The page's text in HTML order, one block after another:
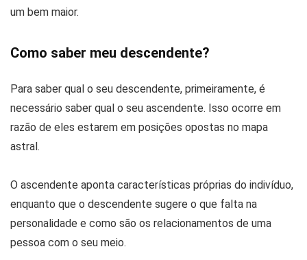
um bem maior.
Como saber meu descendente?
Para saber qual o seu descendente, primeiramente, é
necessário saber qual o seu ascendente. Isso ocorre em
razão de eles estarem em posições opostas no mapa
astral.
O ascendente aponta características próprias do indivíduo,
enquanto que o descendente sugere o que falta na
personalidade e como são os relacionamentos de uma
pessoa com o seu meio.